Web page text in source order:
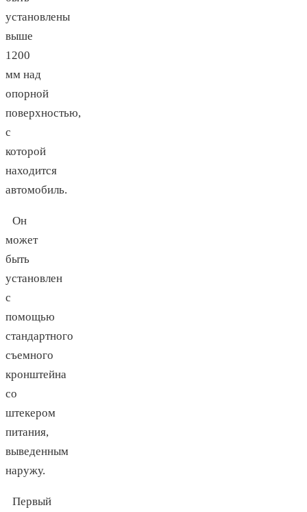
установлены
выше
1200
мм над
опорной
поверхностью,
с
которой
находится
автомобиль.
Он
может
быть
установлен
с
помощью
стандартного
съемного
кронштейна
со
штекером
питания,
выведенным
наружу.
Первый